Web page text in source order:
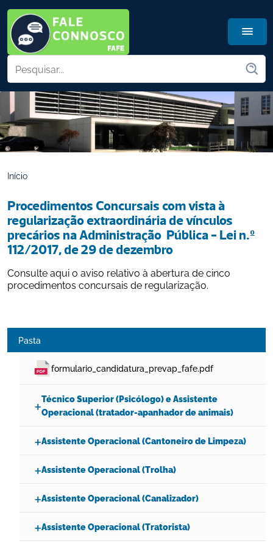
Início
Procedimentos Concursais com vista à
regularização extraordinária de vínculos
precários na Administração  Pública - Lei n.º
112/2017, de 29 de dezembro
Consulte aqui o aviso relativo à abertura de cinco
procedimentos concursais de regularização.
Pasta
formulario_candidatura_prevap_fafe.pdf
Técnico Superior (Psicólogo) e Assistente
Operacional (tratador-apanhador de animais)
Assistente Operacional (Cantoneiro de Limpeza)
Assistente Operacional (Trolha)
Assistente Operacional (Canalizador)
Assistente Operacional (Tratorista)